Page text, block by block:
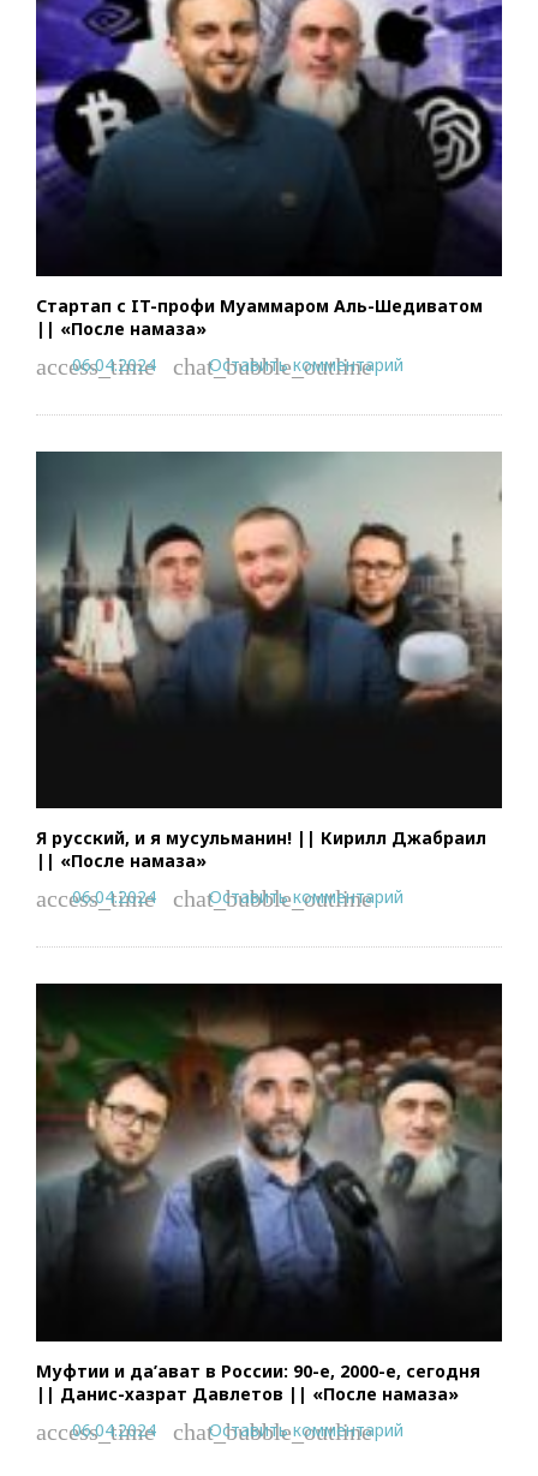
Стартап с IT-профи Муаммаром Аль-Шедиватом
|| «После намаза»
access_time
06.04.2024 chat_bubble_outline
Оставить комментарий
Я русский, и я мусульманин! || Кирилл Джабраил
|| «После намаза»
access_time
06.04.2024 chat_bubble_outline
Оставить комментарий
Муфтии и да’ават в России: 90-е, 2000-е, сегодня
|| Данис-хазрат Давлетов || «После намаза»
access_time
06.04.2024 chat_bubble_outline
Оставить комментарий